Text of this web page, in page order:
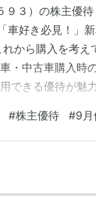
９３）の株主優
車好き必見！」
から購入を考
・中古車購入時
できる優待が魅
主優待券（100
#株主優待 #9月